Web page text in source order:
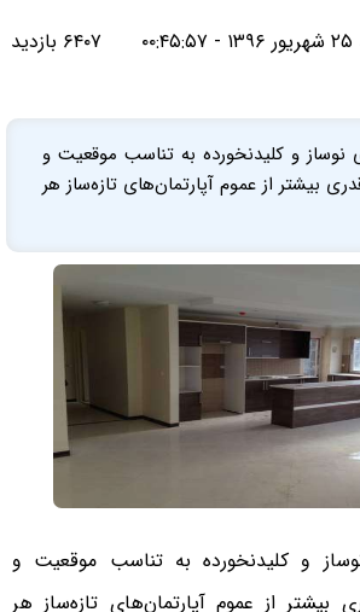
۶۴۰۷ بازدید
نوساز و کلیدنخورده به تناسب موقعیت و
بیشتر از عموم آپارتمان‌های تازه‌ساز هر
و کلیدنخورده به تناسب موقعیت و
بیشتر از عموم آپارتمان‌های تازه‌ساز هر